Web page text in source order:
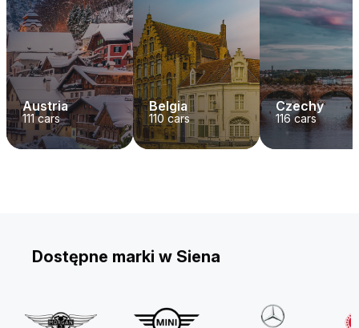
Austria
111cars
Belgia
110 cars
Czechy
116cars
Dostępne marki w Siena